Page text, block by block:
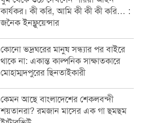
কার্যকর। কী করি, আমি কী কী কী করি… :
জনৈক ইনফ্লুয়েন্সার
কোনো ভদ্রঘরের মানুষ সন্ধ্যার পর বাইরে
থাকে না: একান্ত কাল্পনিক সাক্ষাতকারে
মোহাম্মদপুরের ছিনতাইকারী
কেমন আছে বাংলাদেশের শেকলবন্দী
শয়তানরা? রমজান মাসের এক গা ছমছম